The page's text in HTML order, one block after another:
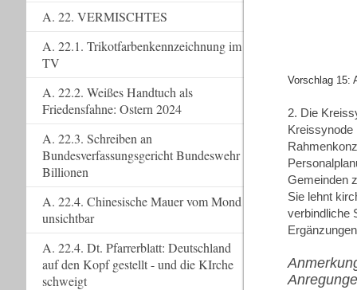
Vorschlag 15:
2. Die
Kreissynode
Gemeinden
Sie lehnt
verbindliche
A. 22. VERMISCHTES
A. 22.1. Trikotfarbenkennzeichnung im
TV
A. 22.2. Weißes Handtuch als
Friedensfahne: Ostern 2024
A. 22.3. Schreiben an
Bundesverfassungsgericht Bundeswehr
Billionen
A. 22.4. Chinesische Mauer vom Mond
unsichtbar
A. 22.4. Dt. Pfarrerblatt: Deutschland
auf den Kopf gestellt - und die KIrche
schweigt